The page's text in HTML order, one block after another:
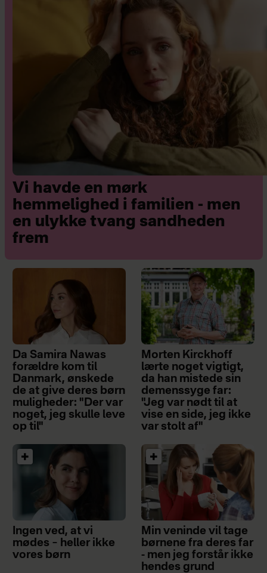
sms til deres forældre og
skrive, at det er okay.
Fortæl dem, hvordan vi i
Danmark altid har haft et
alarmsystem, men nu kommer
det bare også på telefonerne.
Så der er ikke noget nyt i det,
men det er blot en ny metode,
og fordi man ændrer
systemet, så testes det
onsdag.
Vi havde en mørk
hemmelighed i familien - men
en ulykke tvang sandheden
frem
Da Samira Nawas
forældre kom til
Danmark, ønskede
de at give deres børn
muligheder: "Der var
noget, jeg skulle leve
op til"
Morten Kirckhoff
lærte noget vigtigt,
da han mistede sin
demenssyge far:
"Jeg var nødt til at
vise en side, jeg ikke
var stolt af"
Ingen ved, at vi
mødes – heller ikke
vores børn
Min veninde vil tage
børnene fra deres far
- men jeg forstår ikke
hendes grund